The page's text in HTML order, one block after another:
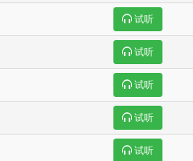
试听
试听
试听
试听
试听